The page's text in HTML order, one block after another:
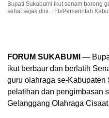
Bupati Sukabumi ikut senam bareng
sehat sejak dini. | Fb/Pemerintah
FORUM SUKABUMI —
ikut berbaur dan berlatih
guru olahraga se-Kabupaten
pelatihan dan pengimbasan
Gelanggang Olahraga